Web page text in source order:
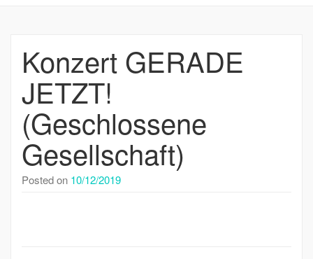
Konzert GERADE
JETZT!
(Geschlossene
Gesellschaft)
Posted on 10/12/2019